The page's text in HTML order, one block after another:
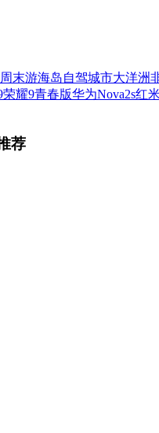
周末游海岛自驾城市大洋洲
荣耀9青春版华为Nova2s红
荐